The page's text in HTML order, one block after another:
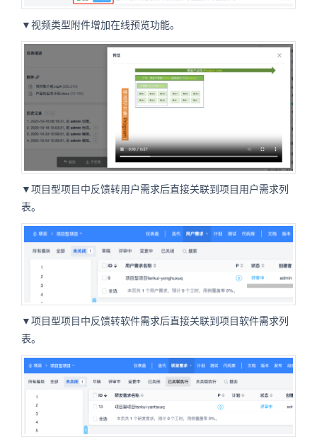
▼视频类型附件增加在线预览功能。
▼项目型项目中反馈转用户需求后直接关联到项目用户需求列
表。
▼项目型项目中反馈转软件需求后直接关联到项目软件需求列
表。